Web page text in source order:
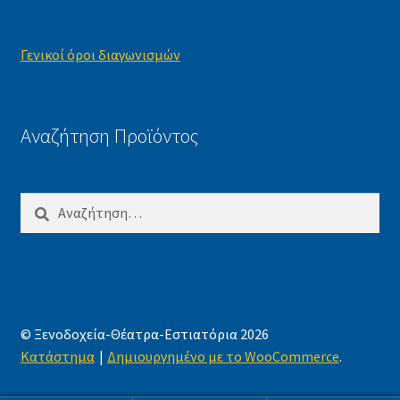
Γενικοί όροι διαγωνισμών
Αναζήτηση Προϊόντος
για:
© Ξενοδοχεία-Θέατρα-Εστιατόρια 2026
Κατάστημα
Δημιουργημένο με το WooCommerce.